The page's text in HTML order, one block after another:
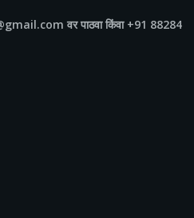
वर पाठवा किंवा +91 88284